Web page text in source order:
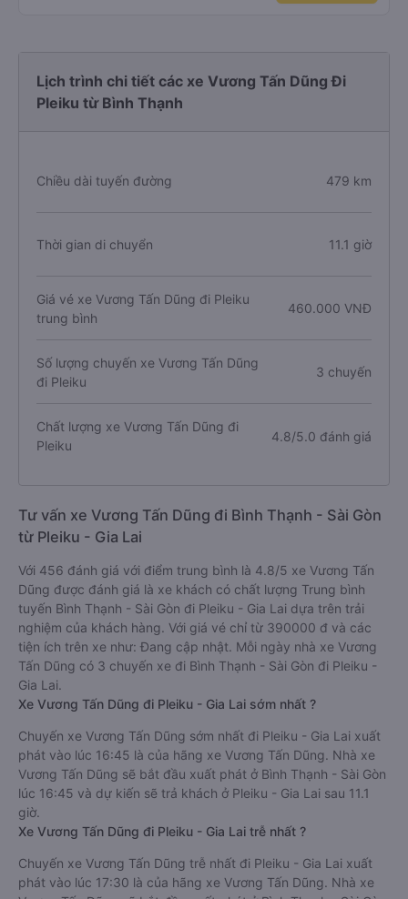
Lịch trình chi tiết các xe Vương Tấn Dũng Đi
Pleiku từ Bình Thạnh
Chiều dài tuyến đường 479 km
Thời gian di chuyển 11.1 giờ
Giá vé xe Vương Tấn Dũng đi Pleiku
trung bình
460.000 VNĐ
Số lượng chuyến xe Vương Tấn Dũng
đi Pleiku
3 chuyến
Chất lượng xe Vương Tấn Dũng đi
Pleiku
4.8/5.0 đánh giá
Tư vấn xe Vương Tấn Dũng đi Bình Thạnh - Sài Gòn
từ Pleiku - Gia Lai
Với 456 đánh giá với điểm trung bình là 4.8/5 xe Vương Tấn
Dũng được đánh giá là xe khách có chất lượng Trung bình
tuyến Bình Thạnh - Sài Gòn đi Pleiku - Gia Lai dựa trên trải
nghiệm của khách hàng. Với giá vé chỉ từ 390000 đ và các
tiện ích trên xe như: Đang cập nhật. Mỗi ngày nhà xe Vương
Tấn Dũng có 3 chuyến xe đi Bình Thạnh - Sài Gòn đi Pleiku -
Gia Lai.
Xe Vương Tấn Dũng đi Pleiku - Gia Lai sớm nhất ?
Chuyến xe Vương Tấn Dũng sớm nhất đi Pleiku - Gia Lai xuất
phát vào lúc 16:45 là của hãng xe Vương Tấn Dũng. Nhà xe
Vương Tấn Dũng sẽ bắt đầu xuất phát ở Bình Thạnh - Sài Gòn
lúc 16:45 và dự kiến sẽ trả khách ở Pleiku - Gia Lai sau 11.1
giờ.
Xe Vương Tấn Dũng đi Pleiku - Gia Lai trễ nhất ?
Chuyến xe Vương Tấn Dũng trễ nhất đi Pleiku - Gia Lai xuất
phát vào lúc 17:30 là của hãng xe Vương Tấn Dũng. Nhà xe